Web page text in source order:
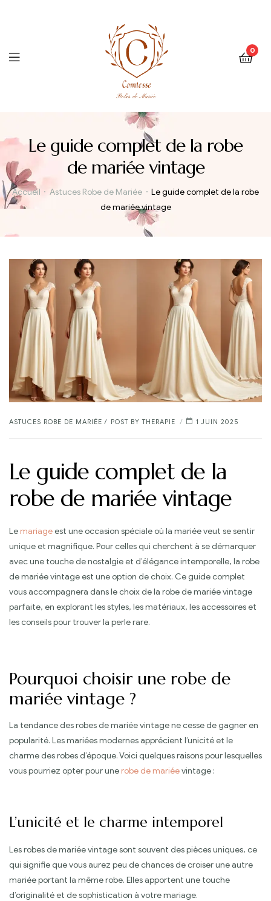
0
Menu
Le guide complet de la robe
de mariée vintage
Accueil Astuces Robe de Mariée
Le guide complet de la robe
de mariée vintage
CATEGORIES
ASTUCES ROBE DE MARIÉE POST BYTHERAPIE 1 JUIN 2025
Le guide complet de la
robe de mariée vintage
Lemariageest une occasion spéciale où la mariée veut se sentir
unique et magnifique. Pour celles qui cherchent à se démarquer
avec une touche de nostalgie et d’élégance intemporelle, la robe
de mariée vintage est une option de choix. Ce guide complet
vous accompagnera dans le choix de la robe de mariée vintage
parfaite, en explorant les styles, les matériaux, les accessoires et
les conseils pour trouver la perle rare.
Pourquoi choisir une robe de
mariée vintage ?
La tendance des robes de mariée vintage ne cesse de gagner en
popularité. Les mariées modernes apprécient l’unicité et le
charme des robes d’époque. Voici quelques raisons pour lesquelles
vous pourriez opter pour unerobe de mariéevintage :
L’unicité et le charme intemporel
Les robes de mariée vintage sont souvent des pièces uniques, ce
qui signifie que vous aurez peu de chances de croiser une autre
mariée portant la même robe. Elles apportent une touche
d’originalité et de sophistication à votre mariage.